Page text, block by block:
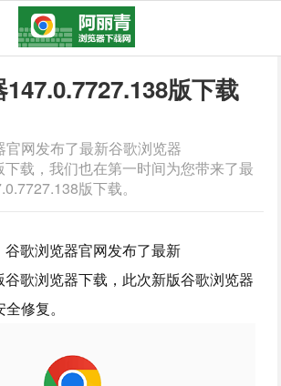
版下载
官网发布了最新谷歌浏览器
载，我们也在第一时间为您带来了最
版下载。
歌浏览器官网发布了最新
歌浏览器下载，此次新版谷歌浏览器
修复。